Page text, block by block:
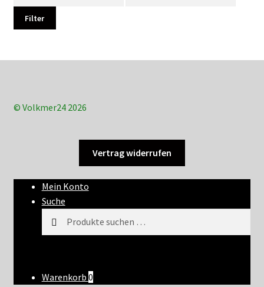
Filter
© Volkmer24 2026
Vertrag widerrufen
Mein Konto
Suche
Warenkorb 0